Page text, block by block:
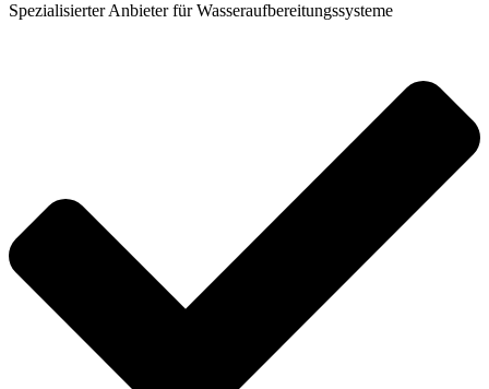
Spezialisierter Anbieter für Wasseraufbereitungssysteme